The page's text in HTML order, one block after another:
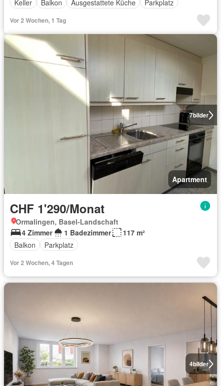
Keller
Balkon Ausgestattete Küche Parkplatz
Vor 2 Wochen, 1 Tag
7bilder
Apartment
CHF 1'290/Monat
Ormalingen, Basel-Landschaft
4 Zimmer
1 Badezimmer
117 m²
Balkon
Parkplatz
Vor 2 Wochen, 4 Tagen
4bilder